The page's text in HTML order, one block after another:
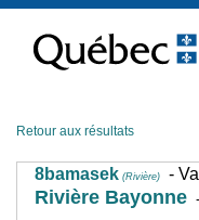
contenu
Retour aux résultats
8bamasek (Rivière) -
Rivière Bayonne